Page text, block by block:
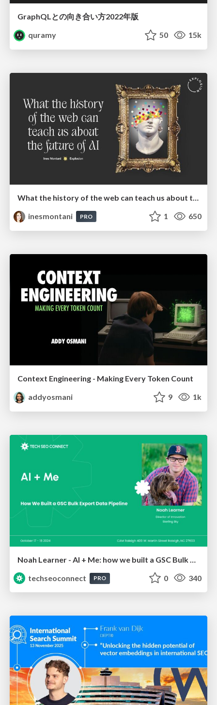
GraphQLとの向き合い方2022年版
quramy
50 15k
inesmontani
PRO 1 650
Context Engineering - Making Every Token Count
addyosmani
9 1k
techseoconnect
PRO 0 340